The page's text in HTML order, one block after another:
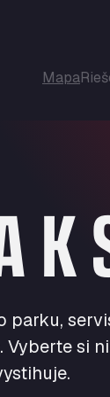
Mapa
partneri
K
parku,
si